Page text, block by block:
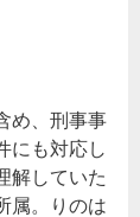
め、刑事事
にも対応し
解していた
属。りのは